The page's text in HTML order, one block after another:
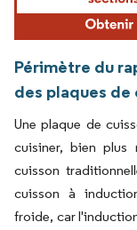
Périmètre du
des plaques de
Une plaque de
cuisiner, bien
cuisson
cuisson à
froide, car